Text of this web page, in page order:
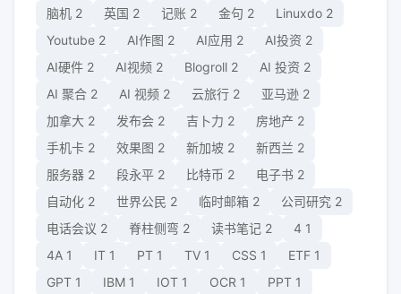
脑机 2 英国 2 记账 2 金句 2 Linuxdo 2
Youtube 2 AI作图 2 AI应用 2 AI投资 2
AI硬件 2 AI视频 2 Blogroll 2 AI 投资 2
AI 聚合 2 AI 视频 2 云旅行 2 亚马逊 2
加拿大 2 发布会 2 吉卜力 2 房地产 2
手机卡 2 效果图 2 新加坡 2 新西兰 2
服务器 2 段永平 2 比特币 2 电子书 2
自动化 2 世界公民 2 临时邮箱 2 公司研究 2
电话会议 2 脊柱侧弯 2 读书笔记 2 4 1
4A 1 IT 1 PT 1 TV 1 CSS 1 ETF 1
GPT 1 IBM 1 IOT 1 OCR 1 PPT 1